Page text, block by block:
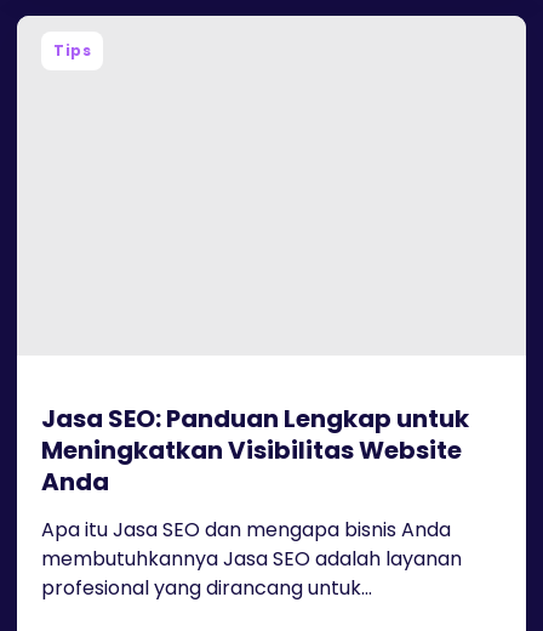
Tips
Jasa SEO: Panduan Lengkap untuk
Meningkatkan Visibilitas Website
Anda
Apa itu Jasa SEO dan mengapa bisnis Anda
membutuhkannya Jasa SEO adalah layanan
profesional yang dirancang untuk...